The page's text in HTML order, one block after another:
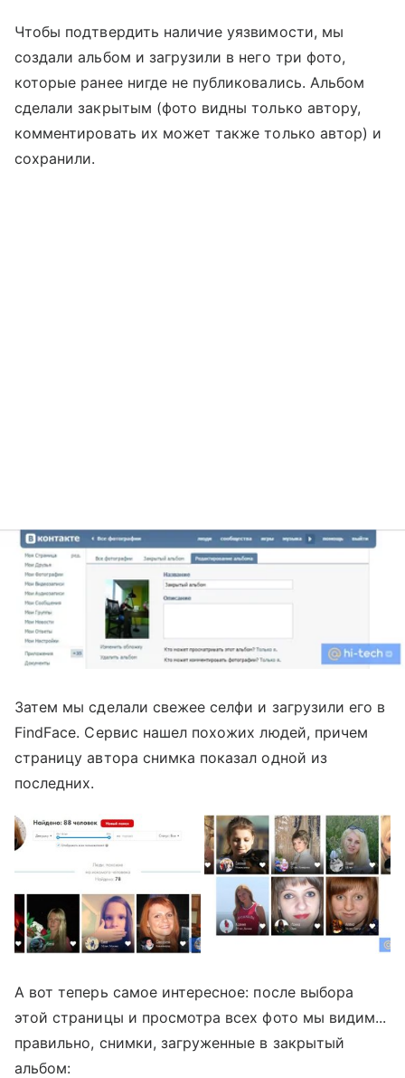
Чтобы подтвердить наличие уязвимости, мы
создали альбом и загрузили в него три фото,
которые ранее нигде не публиковались. Альбом
сделали закрытым (фото видны только автору,
комментировать их может также только автор) и
сохранили.
Затем мы сделали свежее селфи и загрузили его в
FindFace. Сервис нашел похожих людей, причем
страницу автора снимка показал одной из
последних.
А вот теперь самое интересное: после выбора
этой страницы и просмотра всех фото мы видим...
правильно, снимки, загруженные в закрытый
альбом: